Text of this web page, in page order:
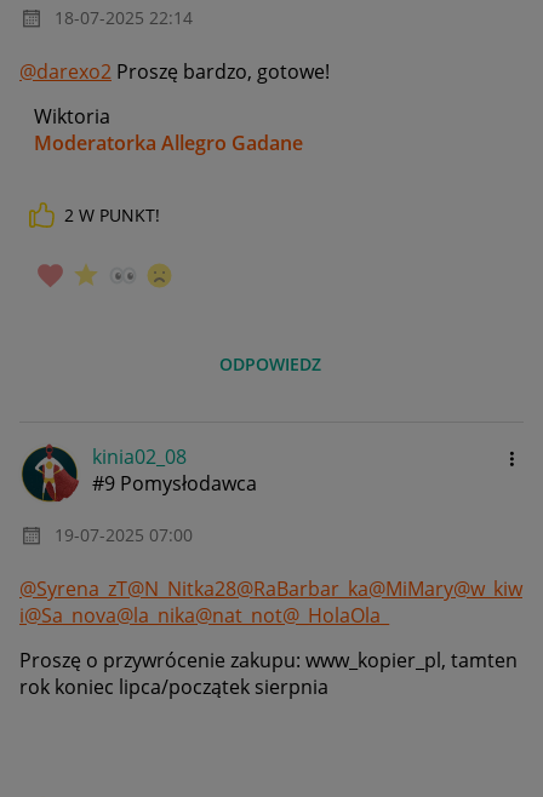
‎18-07-2025 22:14
@darexo2 Proszę bardzo, gotowe!
Wiktoria
Moderatorka Allegro Gadane
2 W PUNKT!
ODPOWIEDZ
kinia02_08
#9 Pomysłodawca
‎19-07-2025 07:00
@Syrena_zT@N_Nitka28@RaBarbar_ka@MiMary@w_kiw
i@Sa_nova@la_nika@nat_not@_HolaOla_
Proszę o przywrócenie zakupu: www_kopier_pl, tamten
rok koniec lipca/początek sierpnia